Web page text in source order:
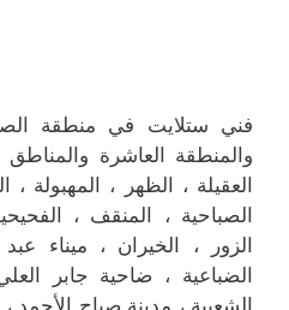
فني ستلايت في منطقة
العقيلة ، الظهر ، المهبولة
الصباحية ، المنقف ،
الزور ، الخيران ، ميناء
الضباعية ، ضاحية جابر
الشعيبة ، مدينة صباح الأحمد